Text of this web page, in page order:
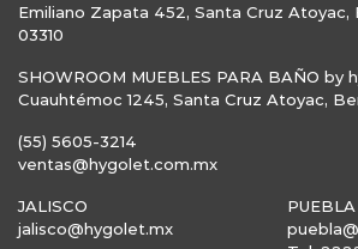
Emiliano Zapata 452, Santa Cruz Atoyac,
03310
SHOWROOM MUEBLES PARA BAÑO by
Cuauhtémoc 1245, Santa Cruz Atoyac,
(55) 5605-3214
ventas@hygolet.com.mx
JALISCO
jalisco@hygolet.mx
PUEBLA